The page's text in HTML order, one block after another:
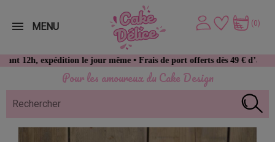
Pour les amoureux du Cake Design
expédition le jour même • Frais de port offerts dès 49 € d’achat
(0)
MENU